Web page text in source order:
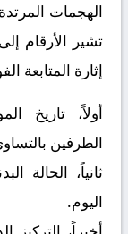
الهجمات
تشير الأرقام
إثارة المتابعة
أولاً، تاريخ
الطرفين
ثانياً، الحالة
اليوم.